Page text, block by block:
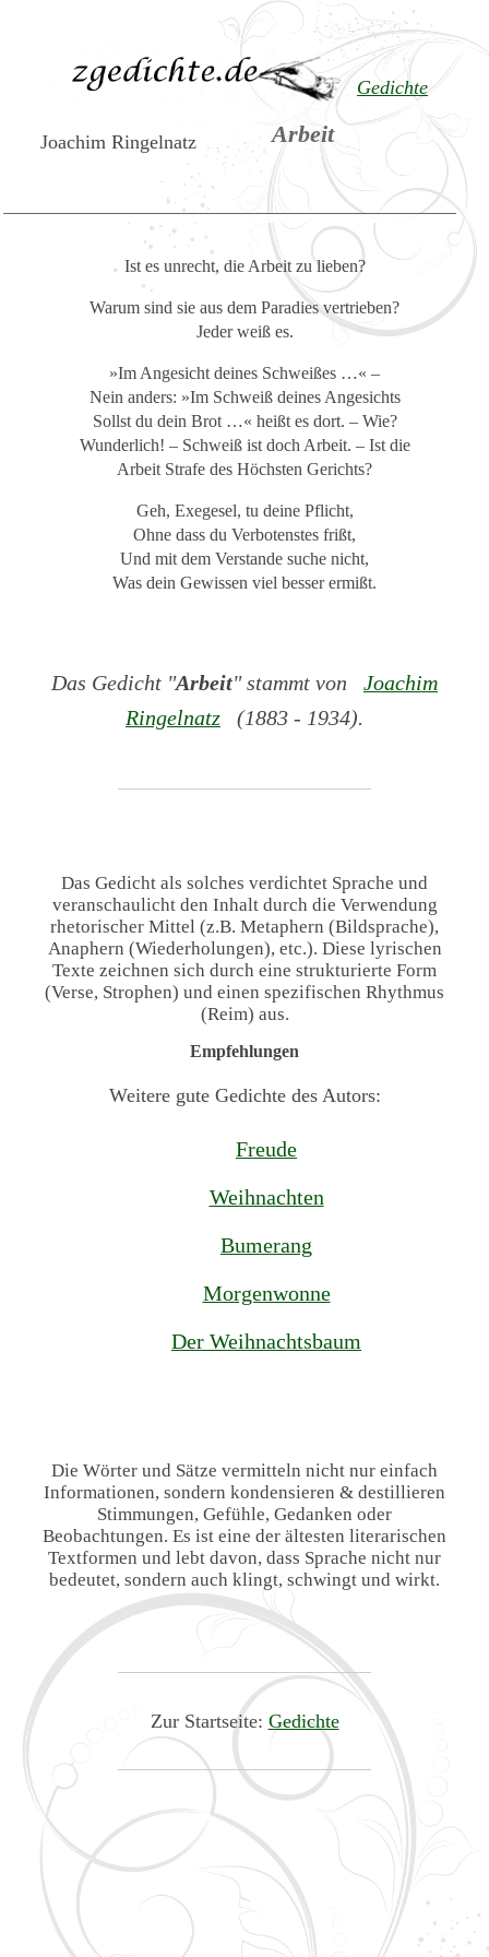
Gedichte
Arbeit
Joachim Ringelnatz
Ist es unrecht, die Arbeit zu lieben?
Warum sind sie aus dem Paradies vertrieben?
Jeder weiß es.
»Im Angesicht deines Schweißes …« –
Nein anders: »Im Schweiß deines Angesichts
Sollst du dein Brot …« heißt es dort. – Wie?
Wunderlich! – Schweiß ist doch Arbeit. – Ist die
Arbeit Strafe des Höchsten Gerichts?
Geh, Exegesel, tu deine Pflicht,
Ohne dass du Verbotenstes frißt,
Und mit dem Verstande suche nicht,
Was dein Gewissen viel besser ermißt.
Das Gedicht "Arbeit" stammt von
Joachim
Ringelnatz (1883 - 1934).
Das Gedicht als solches verdichtet Sprache und
veranschaulicht den Inhalt durch die Verwendung
rhetorischer Mittel (z.B. Metaphern (Bildsprache),
Anaphern (Wiederholungen), etc.). Diese lyrischen
Texte zeichnen sich durch eine strukturierte Form
(Verse, Strophen) und einen spezifischen Rhythmus
(Reim) aus.
Empfehlungen
Weitere gute Gedichte des Autors:
Freude
Weihnachten
Bumerang
Morgenwonne
Der Weihnachtsbaum
Die Wörter und Sätze vermitteln nicht nur einfach
Informationen, sondern kondensieren & destillieren
Stimmungen, Gefühle, Gedanken oder
Beobachtungen. Es ist eine der ältesten literarischen
Textformen und lebt davon, dass Sprache nicht nur
bedeutet, sondern auch klingt, schwingt und wirkt.
Zur Startseite: Gedichte